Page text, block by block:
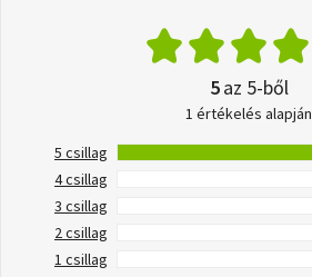
5az 5-ből
1 értékelés alapján
5 csillag
4 csillag
3 csillag
2 csillag
1 csillag